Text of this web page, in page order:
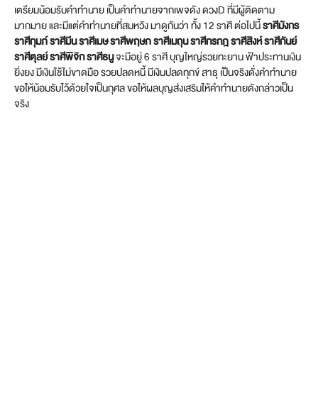
เตรียมน้อมรับคำทำนาย เป็นคำทำนายจากเพจดัง ดวงD ที่มีผู้ติดตาม
มากมาย และมีแต่คำทำนายที่สมหวัง มาดูกันว่า ทั้ง 12 ราศี ต่อไปนี้ราศีมังกร
ราศีกุมภ์ ราศีมีน ราศีเมษ ราศีพฤษภ ราศีเมถุน ราศีกรกฎ ราศีสิงห์ ราศีกันย์
ราศีตุลย์ ราศีพิจิก ราศีธนูจะมีอยู่ 6 ราศี บุญใหญ่รวยทะยาน ฟ้าประทานเงิน
ยิ่งยง มีเงินใช้ไม่ขาดมือ รวยปลดหนี้ มีเงินปลดทุกข์ สาธุ เป็นจริงดั่งคำทำนาย
ขอให้น้อมรับไว้ด้วยใจเป็นกุศล ขอให้ผลบุญส่งเสริมให้คำทำนายดังกล่าวเป็น
จริง